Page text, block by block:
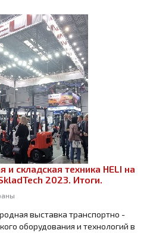
складская техника HELI на
2023. Итоги.
выставка транспортно -
оборудования и технологий в